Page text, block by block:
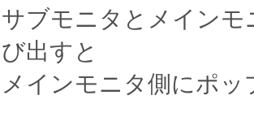
サブモニタとメイン
び出すと
メインモニタ側にポ